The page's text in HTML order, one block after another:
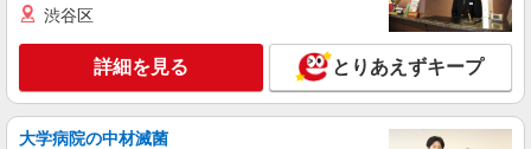
紹介予定派遣
株式会社パソナ・東京キャリアセンター/KT6001173843
NEW
一般事務/経理/データ入力
時給1850円 ★交通費規定に基づき交通費支給
渋谷区
詳細を見る とりあえずキープ
大学病院の中材滅菌